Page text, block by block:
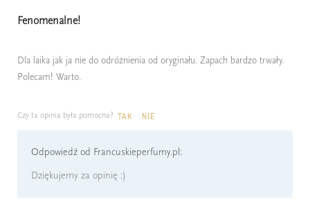
Fenomenalne!
Dla laika jak ja nie do odróżnienia od oryginału. Zapach bardzo trwały.
Polecam! Warto.
Czy ta opinia była pomocna? TAK NIE
Odpowiedź od Francuskieperfumy.pl:
Dziękujemy za opinię :)